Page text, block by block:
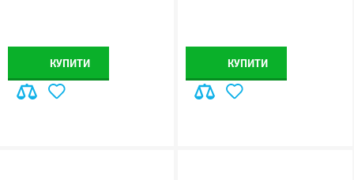
КУПИТИ КУПИТИ